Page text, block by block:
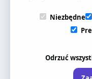
Niezbędne
Odrzuć